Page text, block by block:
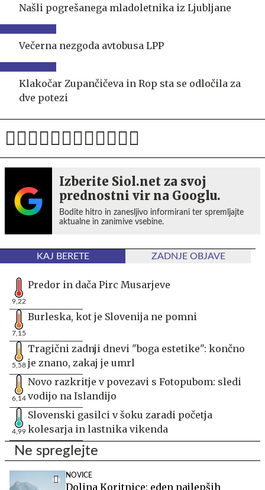
Našli pogrešanega mladoletnika iz Ljubljane
Večerna nezgoda avtobusa LPP
Klakočar Zupančičeva in Rop sta se odločila za
dve potezi
Izberite Siol.net za svoj
prednostni vir na Googlu.
Bodite hitro in zanesljivo informirani ter spremljajte
aktualne in zanimive vsebine.
KAJ BERETE ZADNJE OBJAVE
9,22
Predor in dača Pirc Musarjeve
7,15
Burleska, kot je Slovenija ne pomni
5,58
Tragični zadnji dnevi "boga estetike": končno
je znano, zakaj je umrl
6,14
Novo razkritje v povezavi s Fotopubom: sledi
vodijo na Islandijo
4,99
Slovenski gasilci v šoku zaradi početja
kolesarja in lastnika vikenda
Ne spreglejte
NOVICE
Dolina Koritnice: eden najlepših